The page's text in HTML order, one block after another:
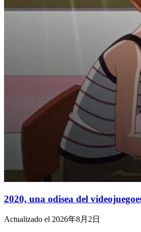
2020, una odisea del
Actualizado el 2026年8月2日